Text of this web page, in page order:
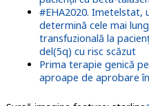
#EHA2020. Imetelstat,
determină cele mai
transfuzională la
del(5q) cu risc scăzut
Prima terapie genică
aproape de aprobare